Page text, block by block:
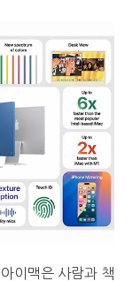
이맥은 사람과 책